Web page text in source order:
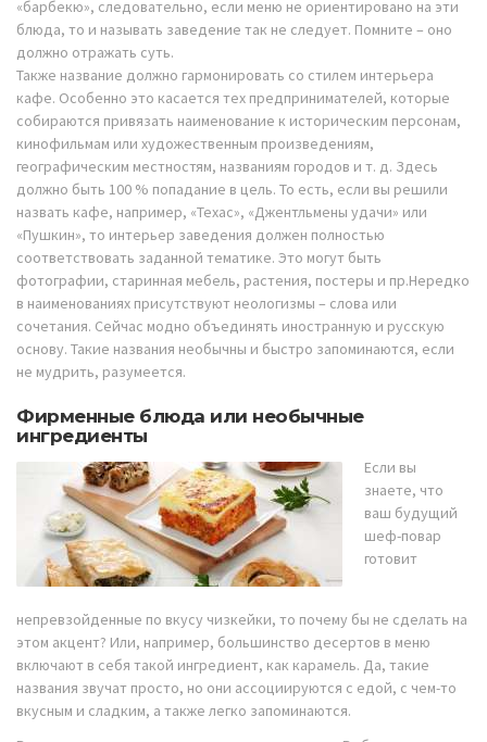
«барбекю», следовательно, если меню не ориентировано на эти
блюда, то и называть заведение так не следует. Помните – оно
должно отражать суть.
Также название должно гармонировать со стилем интерьера
кафе. Особенно это касается тех предпринимателей, которые
собираются привязать наименование к историческим персонам,
кинофильмам или художественным произведениям,
географическим местностям, названиям городов и т. д. Здесь
должно быть 100 % попадание в цель. То есть, если вы решили
назвать кафе, например, «Техас», «Джентльмены удачи» или
«Пушкин», то интерьер заведения должен полностью
соответствовать заданной тематике. Это могут быть
фотографии, старинная мебель, растения, постеры и пр.Нередко
в наименованиях присутствуют неологизмы – слова или
сочетания. Сейчас модно объединять иностранную и русскую
основу. Такие названия необычны и быстро запоминаются, если
не мудрить, разумеется.
Фирменные блюда или необычные
ингредиенты
Если вы
знаете, что
ваш будущий
шеф-повар
готовит
непревзойденные по вкусу чизкейки, то почему бы не сделать на
этом акцент? Или, например, большинство десертов в меню
включают в себя такой ингредиент, как карамель. Да, такие
названия звучат просто, но они ассоциируются с едой, с чем-то
вкусным и сладким, а также легко запоминаются.